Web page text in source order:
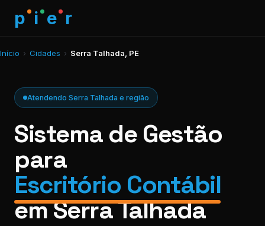
p i e r
Início › Cidades › Serra Talhada, PE
Atendendo Serra Talhada e região
Sistema de Gestão
para
Escritório Contábil
em Serra Talhada